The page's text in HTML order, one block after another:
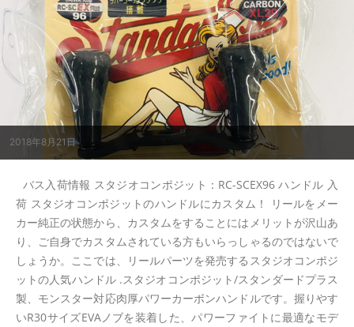
2018年8月21日
バス入荷情報 スタジオコンポジット：RC-SCEX96 ハンドル 入
荷 スタジオコンポジットのハンドルにカスタム！ リールをメー
カー純正の状態から、カスタムをすることにはメリットが沢山あ
り、ご自身でカスタムされている方もいらっしゃるのではないで
しょうか。ここでは、リールパーツを発売するスタジオコンポジ
ットの人気ハンドル .スタジオコンポジット/スタンダードプラス
製、モンスター対応肉厚パワーカーボンハンドルです。握りやす
いR30サイズEVAノブを装着した、パワーファイトに最適なモデ